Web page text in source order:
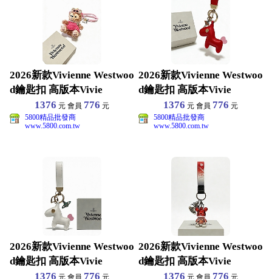
2026新款Vivienne Westwoo
d鑰匙扣 高版本Vivie
1376 元 會員 776 元
5800精品批發商
www.5800.com.tw
2026新款Vivienne Westwoo
d鑰匙扣 高版本Vivie
1376 元 會員 776 元
5800精品批發商
www.5800.com.tw
2026新款Vivienne Westwoo
d鑰匙扣 高版本Vivie
1376 元 會員 776 元
2026新款Vivienne Westwoo
d鑰匙扣 高版本Vivie
1376 元 會員 776 元